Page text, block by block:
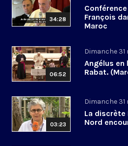
34:28
François
Maroc
06:52
Dimanche 31
Angélus en
Rabat.
03:23
Dimanche 31
La discrète
Nord